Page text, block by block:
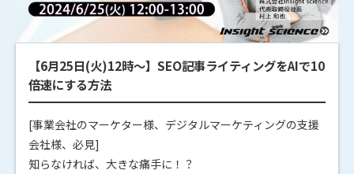
【6月25日(火)12時～】SEO記事ライティングをAIで10
倍速にする方法
[事業会社のマーケター様、デジタルマーケティングの支援
会社様、必見]
知らなければ、大きな痛手に！？